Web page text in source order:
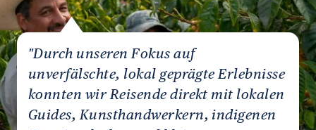
"Durch unseren Fokus auf
unverfälschte, lokal geprägte Erlebnisse
konnten wir Reisende direkt mit lokalen
Guides, Kunsthandwerkern, indigenen